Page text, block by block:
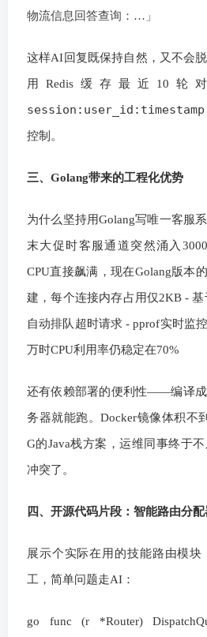
物流信息回答查询：…」
这样AI回复既保持自然，又不会
用Redis缓存最近10轮
session:user_id:timestamp
控制。
三、Golang带来的工程化优势
为什么坚持用Golang写唯一客服
末大促时客服通道突然涌入
CPU直接飙满，现在Golang版本
建，每个连接内存占用仅2KB - 基
自动排队超时请求 - pprof实时监
万时CPU利用率仍稳定在70%
还有依赖部署的便利性——编译成
务器就能跑。Docker镜像体积不
G的Java栈方案，运维同事终于
冲突了。
四、开源代码片段：智能路由分配
展示个实际在用的技能路由模块
工，简单问题走AI：
go func (r *Router)